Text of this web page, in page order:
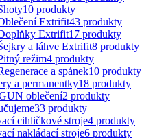
10 produkty
Extrifit43 produkty
Extrifit17 produkty
a láhve Extrifit8 produkty
režim4 produkty
a spánek10 produkty
a permanentky18 produkty
oblečení2 produkty
33 produkty
cihličkové stroje4 produkty
nakládací stroje6 produkty